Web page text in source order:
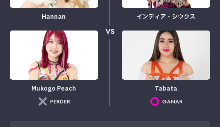
Hannan
Mukogo Peach
PERDER
VS
インディア・シウクス
Tabata
GANAR